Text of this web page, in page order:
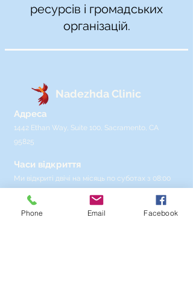
ресурсів і громадських
організацій.
Nadezhda Clinic
Адреса
1442 Ethan Way, Suite 100, Sacramento, CA
95825
Часи відкриття
Ми відкриті двічі на місяць по суботах з 08:00
Звʼязатися з нами
Phone Email Facebook